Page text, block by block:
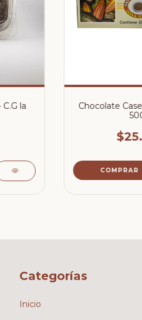
la
Chocolate
Categorías
Inicio